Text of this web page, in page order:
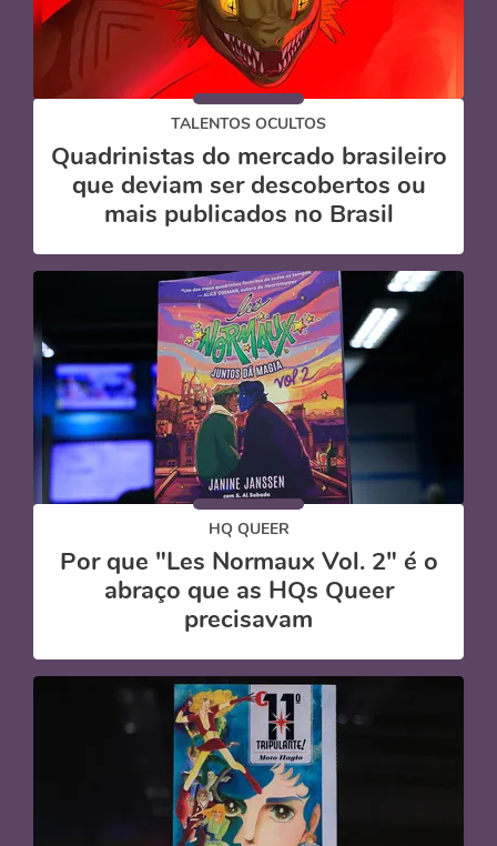
TALENTOS OCULTOS
Quadrinistas do mercado brasileiro
que deviam ser descobertos ou
mais publicados no Brasil
HQ QUEER
Por que "Les Normaux Vol. 2" é o
abraço que as HQs Queer
precisavam